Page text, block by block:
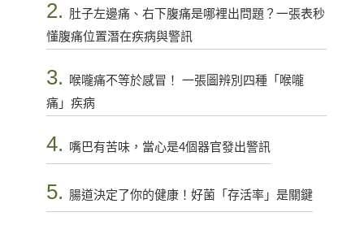
2. 肚子左邊痛、右下腹痛是哪裡出問題？一張表秒
懂腹痛位置潛在疾病與警訊
3.
喉嚨痛不等於感冒！ 一張圖辨別四種「喉嚨
痛」疾病
4. 嘴巴有苦味，當心是4個器官發出警訊
5. 腸道決定了你的健康！好菌「存活率」是關鍵